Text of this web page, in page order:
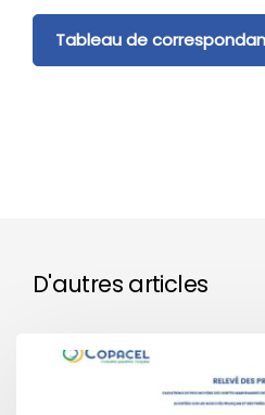
Tableau de
D'autres articles